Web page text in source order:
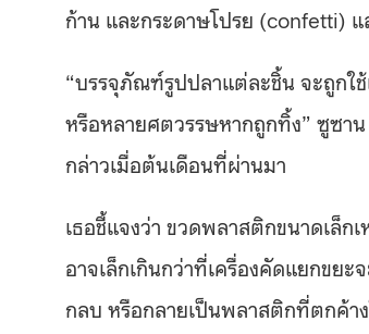
ก้าน และกระดาษโปรย (confetti)
“บรรจุภัณฑ์รูปปลาแต่ละชิ้น จะถูกใ
หรือหลายศตวรรษหากถูกทิ้ง” ซูซา
กล่าวเมื่อต้นเดือนที่ผ่านมา
เธอชี้แจงว่า ขวดพลาสติกขนาดเล็ก
อาจเล็กเกินกว่าที่เครื่องคัดแยกขยะ
กลบ หรือกลายเป็นพลาสติกที่ตกค้า